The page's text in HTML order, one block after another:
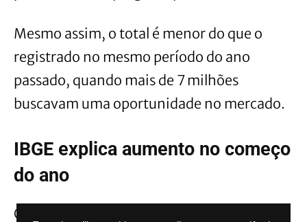
Mesmo assim, o total é menor do que o
registrado no mesmo período do ano
passado, quando mais de 7 milhões
buscavam uma oportunidade no mercado.
IBGE explica aumento no começo
do ano
O instituto também explicou que o